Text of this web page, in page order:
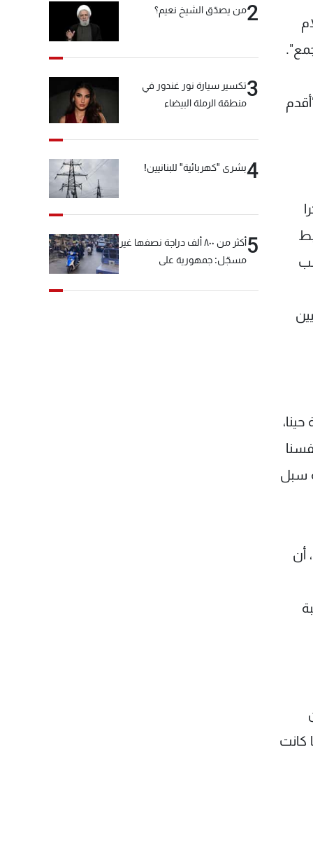
سبل
أن
كانت
2من يصدّق الشيخ نعيم؟
3تكسير سيارة نور غندور في
منطقة الرملة البيضاء
4بشرى "كهربائية" للبنانيين!
5
أكثر من ٨٠٠ ألف دراجة نصفها غير
مسجّل: جمهورية على